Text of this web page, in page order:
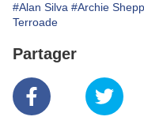
#Alan Silva #Archie Shepp
Terroade
Partager